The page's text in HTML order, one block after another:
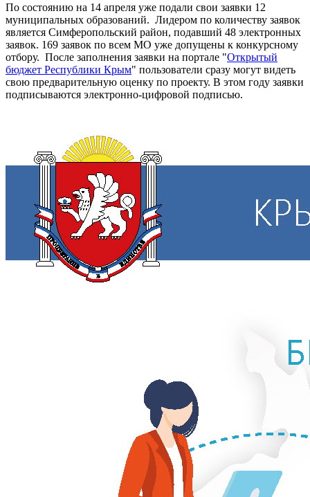
По состоянию на 14 апреля уже подали свои заявки 12
муниципальных образований. Лидером по количеству заявок
является Симферопольский район, подавший 48 электронных
заявок. 169 заявок по всем МО уже допущены к конкурсному
отбору. После заполнения заявки на портале "Открытый
бюджет Республики Крым" пользователи сразу могут видеть
свою предварительную оценку по проекту. В этом году заявки
подписываются электронно-цифровой подписью.